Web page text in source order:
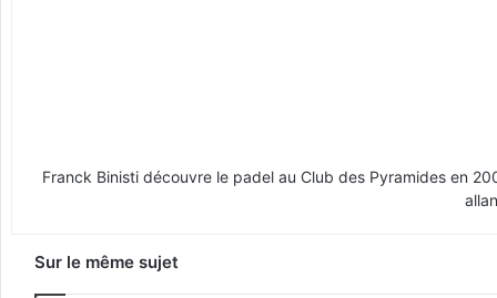
Franck Binisti découvre le padel au Club des Pyramides en
Sur le même sujet